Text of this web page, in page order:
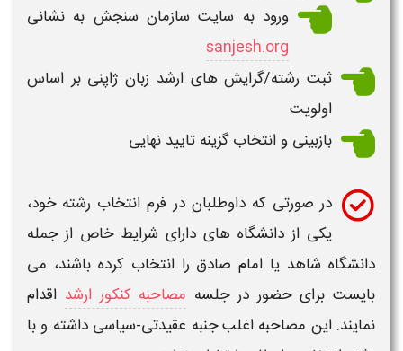
ورود به سایت سازمان سنجش به نشانی
sanjesh.org
ثبت رشته/گرایش هایارشد زبان ژاپنیبر اساس
اولویت
بازبینی وانتخاب گزینه تایید نهایی
در صورتی که داوطلبان در فرم انتخاب رشتهخود،
یکی از دانشگاه های دارای شرایط خاص از جمله
دانشگاه شاهد یا امام صادق را انتخاب کرده باشند، می
بایست برای حضور در جلسه مصاحبه کنکور ارشد اقدام
نمایند. این مصاحبه اغلب جنبه عقیدتی-سیاسی داشته و با